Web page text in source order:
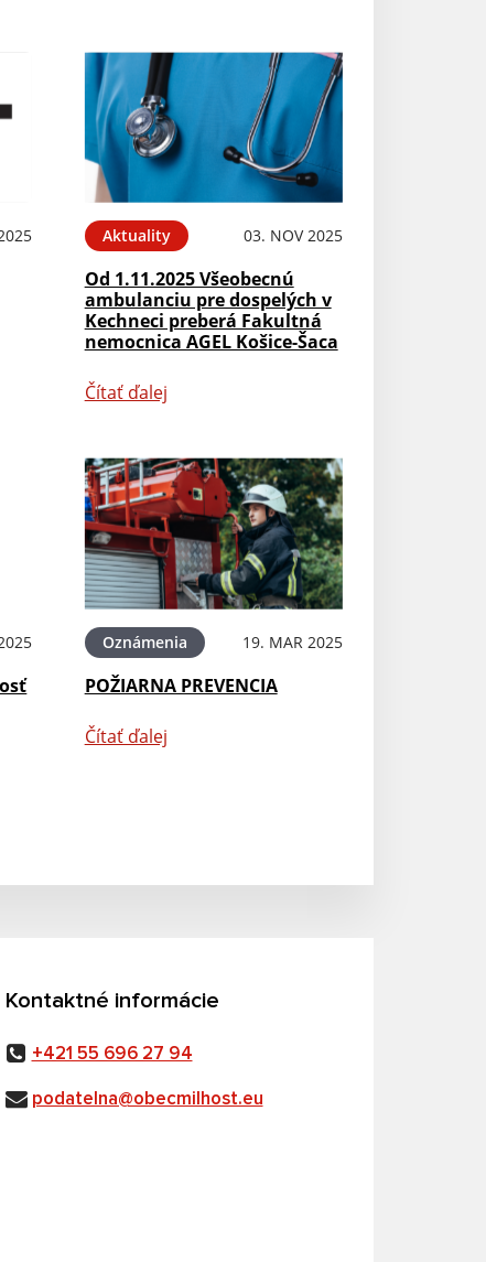
Aktuality 03. NOV 2025
Od 1.11.2025 Všeobecnú
ambulanciu pre dospelých v
Kechneci preberá Fakultná
nemocnica AGEL Košice-Šaca
Čítať ďalej
Oznámenia 19. MAR 2025
POŽIARNA PREVENCIA
Čítať ďalej
Kontaktné informácie
+421 55 696 27 94
podatelna@obecmilhost.eu